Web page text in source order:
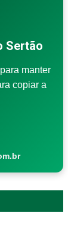
Sertão
manter
copiar a